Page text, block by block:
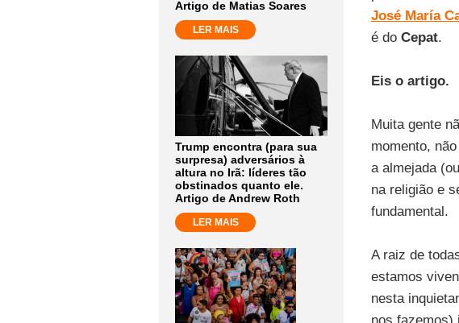
Artigo de Matias Soares
LER MAIS
Trump encontra (para sua
surpresa) adversários à
altura no Irã: líderes tão
obstinados quanto ele.
Artigo de Andrew Roth
LER MAIS
José María
é do Cepat.
Eis o artigo.
Muita gente
momento,
a almejada
na religião e
fundamental.
A raiz de
estamos
nesta